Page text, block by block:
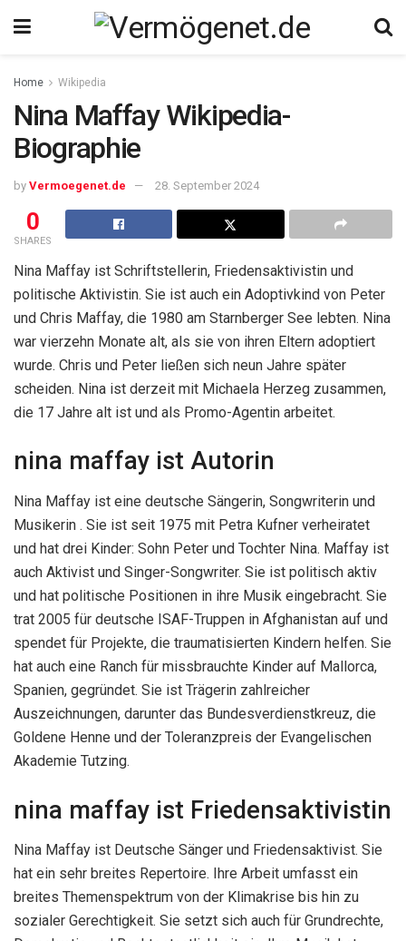
Home Wikipedia
Nina Maffay Wikipedia-
Biographie
by Vermoegenet.de 28. September 2024
0
SHARES
Nina Maffay ist Schriftstellerin, Friedensaktivistin und
politische Aktivistin. Sie ist auch ein Adoptivkind von Peter
und Chris Maffay, die 1980 am Starnberger See lebten. Nina
war vierzehn Monate alt, als sie von ihren Eltern adoptiert
wurde. Chris und Peter ließen sich neun Jahre später
scheiden. Nina ist derzeit mit Michaela Herzeg zusammen,
die 17 Jahre alt ist und als Promo-Agentin arbeitet.
nina maffay ist Autorin
Nina Maffay ist eine deutsche Sängerin, Songwriterin und
Musikerin . Sie ist seit 1975 mit Petra Kufner verheiratet
und hat drei Kinder: Sohn Peter und Tochter Nina. Maffay ist
auch Aktivist und Singer-Songwriter. Sie ist politisch aktiv
und hat politische Positionen in ihre Musik eingebracht. Sie
trat 2005 für deutsche ISAF-Truppen in Afghanistan auf und
spendet für Projekte, die traumatisierten Kindern helfen. Sie
hat auch eine Ranch für missbrauchte Kinder auf Mallorca,
Spanien, gegründet. Sie ist Trägerin zahlreicher
Auszeichnungen, darunter das Bundesverdienstkreuz, die
Goldene Henne und der Toleranzpreis der Evangelischen
Akademie Tutzing.
nina maffay ist Friedensaktivistin
Nina Maffay ist Deutsche Sänger und Friedensaktivist. Sie
hat ein sehr breites Repertoire. Ihre Arbeit umfasst ein
breites Themenspektrum von der Klimakrise bis hin zu
sozialer Gerechtigkeit. Sie setzt sich auch für Grundrechte,